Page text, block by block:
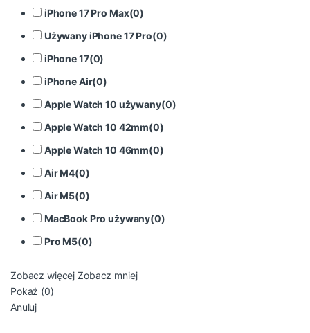
iPhone 17 Pro Max(0)
Używany iPhone 17 Pro(0)
iPhone 17(0)
iPhone Air(0)
Apple Watch 10 używany(0)
Apple Watch 10 42mm(0)
Apple Watch 10 46mm(0)
Air M4(0)
Air M5(0)
MacBook Pro używany(0)
Pro M5(0)
Zobacz więcej Zobacz mniej
Pokaż (0)
Anuluj